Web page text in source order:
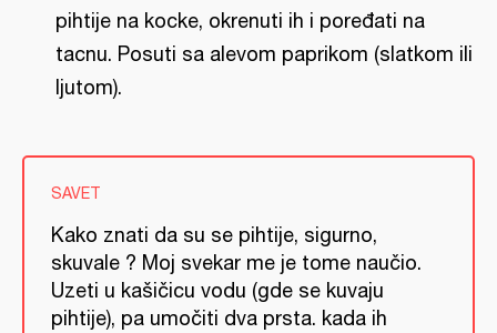
pihtije na kocke, okrenuti ih i poređati na
tacnu. Posuti sa alevom paprikom (slatkom ili
ljutom).
SAVET
Kako znati da su se pihtije, sigurno,
skuvale ? Moj svekar me je tome naučio.
Uzeti u kašičicu vodu (gde se kuvaju
pihtije), pa umočiti dva prsta. kada ih